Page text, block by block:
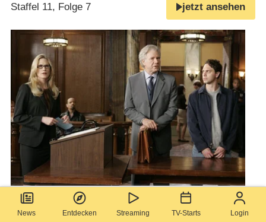
News Entdecken Streaming TV-Starts Login
Staffel 11, Folge 7 jetzt ansehen
Bild: NBC Universal, Inc